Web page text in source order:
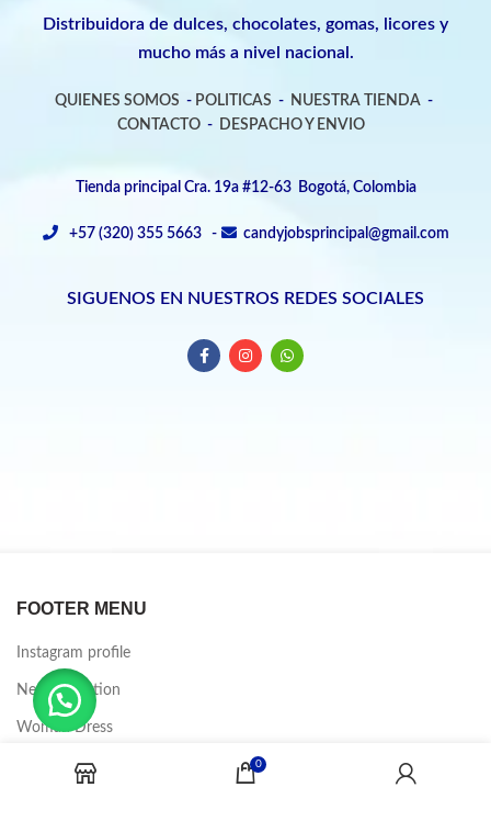
Distribuidora de dulces, chocolates, gomas, licores y
mucho más a nivel nacional.
QUIENES SOMOS - POLITICAS - NUESTRA TIENDA -
CONTACTO- DESPACHO Y ENVIO
Tienda principal Cra. 19a #12-63 Bogotá, Colombia
+57 (320) 355 5663 - candyjobsprincipal@gmail.com
SIGUENOS EN NUESTROS REDES SOCIALES
FOOTER MENU
Instagram profile
New Collection
Woman Dress
Contact Us 0